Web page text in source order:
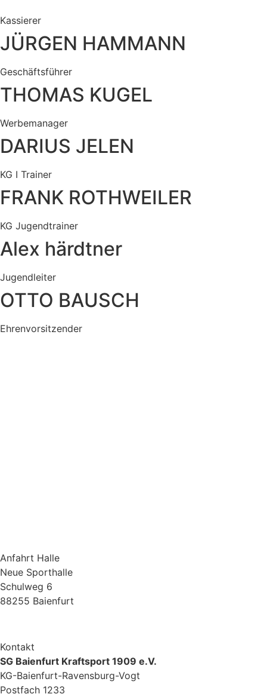
Kassierer
JÜRGEN HAMMANN
Geschäftsführer
THOMAS KUGEL
Werbemanager
DARIUS JELEN
KG I Trainer
FRANK ROTHWEILER
KG Jugendtrainer
Alex härdtner
Jugendleiter
OTTO BAUSCH
Ehrenvorsitzender
Anfahrt Halle
Neue Sporthalle
Schulweg 6
88255 Baienfurt
Kontakt
SG Baienfurt Kraftsport 1909 e.V.
KG-Baienfurt-Ravensburg-Vogt
Postfach 1233